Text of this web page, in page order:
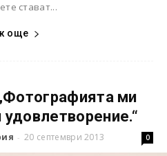
стават...
още
ми
- 20 септември 2013 0